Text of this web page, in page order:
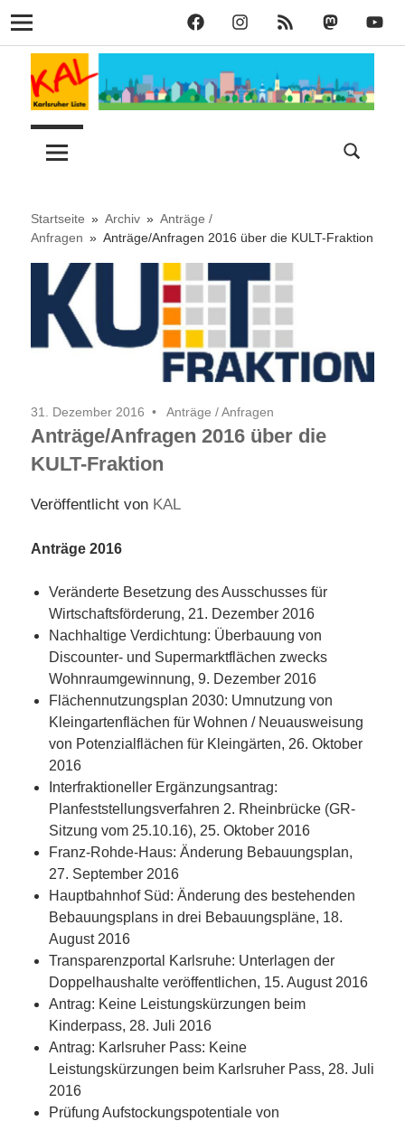
KAL
auf
Facebook
KAL
auf
Instagram
KAL
RSS
KAL
bei
KAL
auf
Navigation
Zum
Inhalt
springen
Karlsruher
–
KAL
Stadt
Startseite Archiv
Anträge /
Anfragen
Anträge/Anfragen 2016 über die KULT-Fraktion
31. Dezember 2016 Anträge / Anfragen
Anträge/Anfragen 2016 über die
KULT-Fraktion
Veröffentlicht von KAL
Anträge 2016
Veränderte Besetzung des Ausschusses für
Wirtschaftsförderung, 21. Dezember 2016
Nachhaltige Verdichtung: Überbauung von
Discounter- und Supermarktflächen zwecks
Wohnraumgewinnung, 9. Dezember 2016
Flächennutzungsplan 2030: Umnutzung von
Kleingartenflächen für Wohnen / Neuausweisung
von Potenzialflächen für Kleingärten, 26. Oktober
2016
Interfraktioneller Ergänzungsantrag:
Planfeststellungsverfahren 2. Rheinbrücke (GR-
Sitzung vom 25.10.16), 25. Oktober 2016
Franz-Rohde-Haus: Änderung Bebauungsplan,
27. September 2016
Hauptbahnhof Süd: Änderung des bestehenden
Bebauungsplans in drei Bebauungspläne, 18.
August 2016
Transparenzportal Karlsruhe: Unterlagen der
Doppelhaushalte veröffentlichen, 15. August 2016
Antrag: Keine Leistungskürzungen beim
Kinderpass, 28. Juli 2016
Antrag: Karlsruher Pass: Keine
Leistungskürzungen beim Karlsruher Pass, 28. Juli
2016
Prüfung Aufstockungspotentiale von